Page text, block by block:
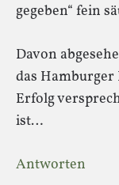
gegeben“ fein
Davon
das
Erfolg
ist…
Antworten